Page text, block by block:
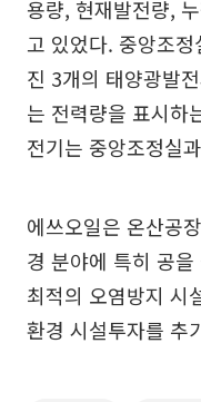
용량, 현재발전량,
고 있었다. 중앙조
진 3개의 태양광발
는 전력량을 표시하
전기는 중앙조정실
에쓰오일은 온산공
경 분야에 특히 공
최적의 오염방지 시
환경 시설투자를 추